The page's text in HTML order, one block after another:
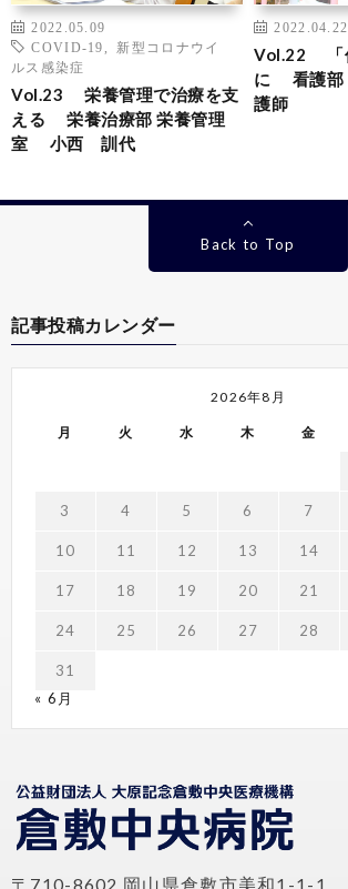
2022.05.09
COVID-19
新型コロナウイ
ルス感染症
Vol.23 栄養管理で治療を支
える 栄養治療部 栄養管理
室 小西 訓代
2022.04.22
Vol.22 「
に 看護
護師
Back to Top
記事投稿カレンダー
2026年8月
月 火 水 木 金
3 4 5 6 7
10 11 12 13 14
17 18 19 20 21
24 25 26 27 28
31
« 6月
〒710-8602 岡山県倉敷市美和1-1-1